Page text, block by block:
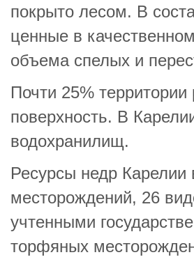
покрыто лесом. В
ценные в
объема спелых и
Почти 25% территории
поверхность. В
водохранилищ.
Ресурсы недр
месторождений, 26
учтенными
торфяных